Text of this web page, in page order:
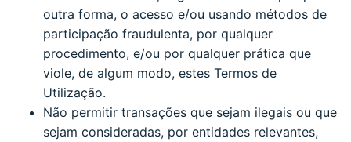
outra forma, o acesso e/ou usando métodos de
participação fraudulenta, por qualquer
procedimento, e/ou por qualquer prática que
viole, de algum modo, estes Termos de
Utilização.
Não permitir transações que sejam ilegais ou que
sejam consideradas, por entidades relevantes,